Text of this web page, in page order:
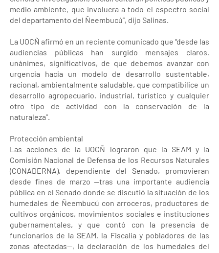
medio ambiente, que involucra a todo el espectro social
del departamento del Ñeembucú”, dijo Salinas.
La UOCÑ afirmó en un reciente comunicado que “desde las
audiencias públicas han surgido mensajes claros,
unánimes, significativos, de que debemos avanzar con
urgencia hacia un modelo de desarrollo sustentable,
racional, ambientalmente saludable, que compatibilice un
desarrollo agropecuario, industrial, turístico y cualquier
otro tipo de actividad con la conservación de la
naturaleza”.
Protección ambiental
Las acciones de la UOCÑ lograron que la SEAM y la
Comisión Nacional de Defensa de los Recursos Naturales
(CONADERNA), dependiente del Senado, promovieran
desde fines de marzo —tras una importante audiencia
pública en el Senado donde se discutió la situación de los
humedales de Ñeembucú con arroceros, productores de
cultivos orgánicos, movimientos sociales e instituciones
gubernamentales, y que contó con la presencia de
funcionarios de la SEAM, la Fiscalía y pobladores de las
zonas afectadas—, la declaración de los humedales del